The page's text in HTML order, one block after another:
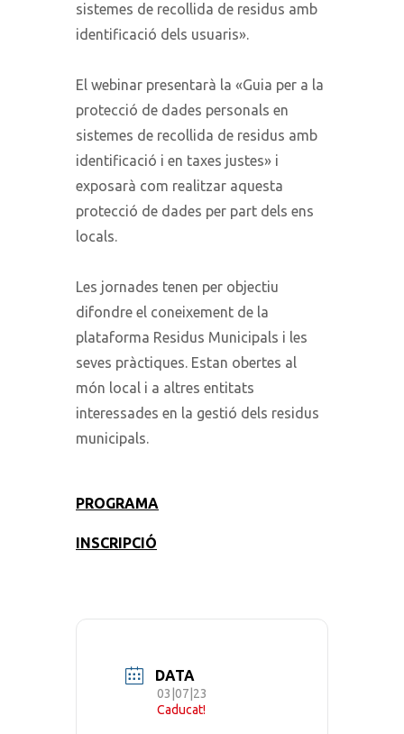
sistemes de recollida de residus amb
identificació dels usuaris».
El webinar presentarà la «Guia per a la
protecció de dades personals en
sistemes de recollida de residus amb
identificació i en taxes justes» i
exposarà com realitzar aquesta
protecció de dades per part dels ens
locals.
Les jornades tenen per objectiu
difondre el coneixement de la
plataforma Residus Municipals i les
seves pràctiques. Estan obertes al
món local i a altres entitats
interessades en la gestió dels residus
municipals.
PROGRAMA
INSCRIPCIÓ
DATA
03|07|23
Caducat!